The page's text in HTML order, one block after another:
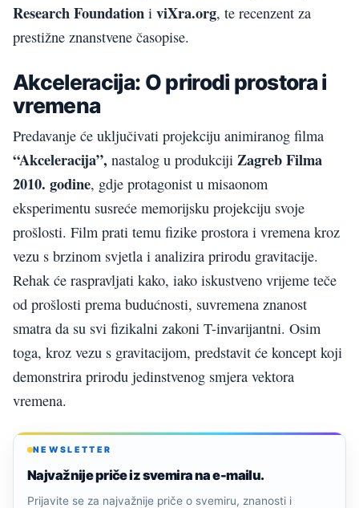
Research Foundation i viXra.org, te recenzent za
prestižne znanstvene časopise.
Akceleracija: O prirodi prostora i
vremena
Predavanje će uključivati projekciju animiranog filma
“Akceleracija”, nastalog u produkciji Zagreb Filma
2010. godine, gdje protagonist u misaonom
eksperimentu susreće memorijsku projekciju svoje
prošlosti. Film prati temu fizike prostora i vremena kroz
vezu s brzinom svjetla i analizira prirodu gravitacije.
Rehak će raspravljati kako, iako iskustveno vrijeme teče
od prošlosti prema budućnosti, suvremena znanost
smatra da su svi fizikalni zakoni T-invarijantni. Osim
toga, kroz vezu s gravitacijom, predstavit će koncept koji
demonstrira prirodu jedinstvenog smjera vektora
vremena.
NEWSLETTER
Najvažnije priče iz svemira na e-mailu.
Prijavite se za najvažnije priče o svemiru, znanosti i